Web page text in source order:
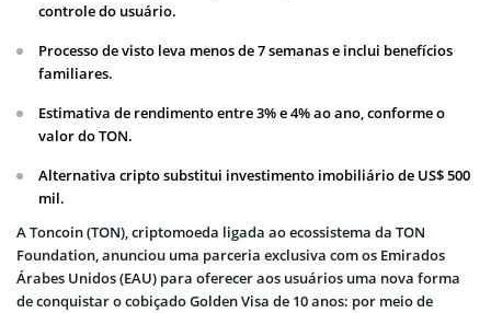
controle do usuário.
Processo de visto leva menos de 7 semanas e inclui benefícios
familiares.
Estimativa de rendimento entre 3% e 4% ao ano, conforme o
valor do TON.
Alternativa cripto substitui investimento imobiliário de US$ 500
mil.
A Toncoin (TON), criptomoeda ligada ao ecossistema da TON
Foundation, anunciou uma parceria exclusiva com os Emirados
Árabes Unidos (EAU) para oferecer aos usuários uma nova forma
de conquistar o cobiçado Golden Visa de 10 anos: por meio de